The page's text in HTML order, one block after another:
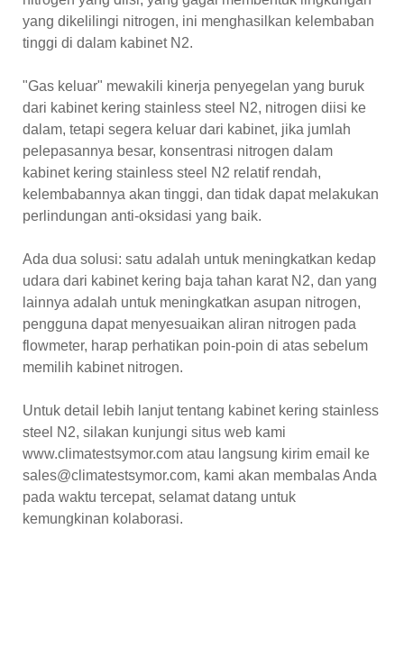
yang dikelilingi nitrogen, ini menghasilkan kelembaban
tinggi di dalam kabinet N2.
"Gas keluar" mewakili kinerja penyegelan yang buruk
dari kabinet kering stainless steel N2, nitrogen diisi ke
dalam, tetapi segera keluar dari kabinet, jika jumlah
pelepasannya besar, konsentrasi nitrogen dalam
kabinet kering stainless steel N2 relatif rendah,
kelembabannya akan tinggi, dan tidak dapat melakukan
perlindungan anti-oksidasi yang baik.
Ada dua solusi: satu adalah untuk meningkatkan kedap
udara dari kabinet kering baja tahan karat N2, dan yang
lainnya adalah untuk meningkatkan asupan nitrogen,
pengguna dapat menyesuaikan aliran nitrogen pada
flowmeter, harap perhatikan poin-poin di atas sebelum
memilih kabinet nitrogen.
Untuk detail lebih lanjut tentang kabinet kering stainless
steel N2, silakan kunjungi situs web kami
www.climatestsymor.com atau langsung kirim email ke
sales@climatestsymor.com, kami akan membalas Anda
pada waktu tercepat, selamat datang untuk
kemungkinan kolaborasi.